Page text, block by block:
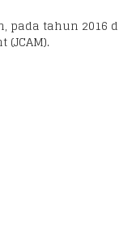
tahun